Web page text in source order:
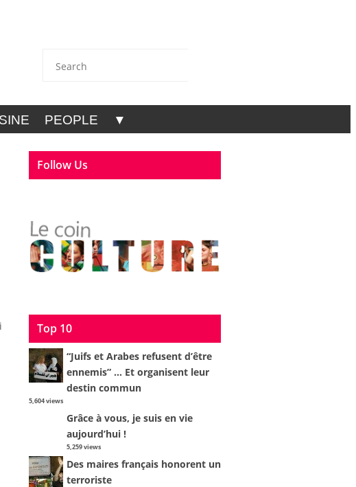
PEOPLE ▼
Follow Us
Top 10
“Juifs et Arabes refusent d’être
ennemis” … Et organisent leur
destin commun
5,604 views
Grâce à vous, je suis en vie
aujourd’hui !
5,259 views
Des maires français honorent un
terroriste